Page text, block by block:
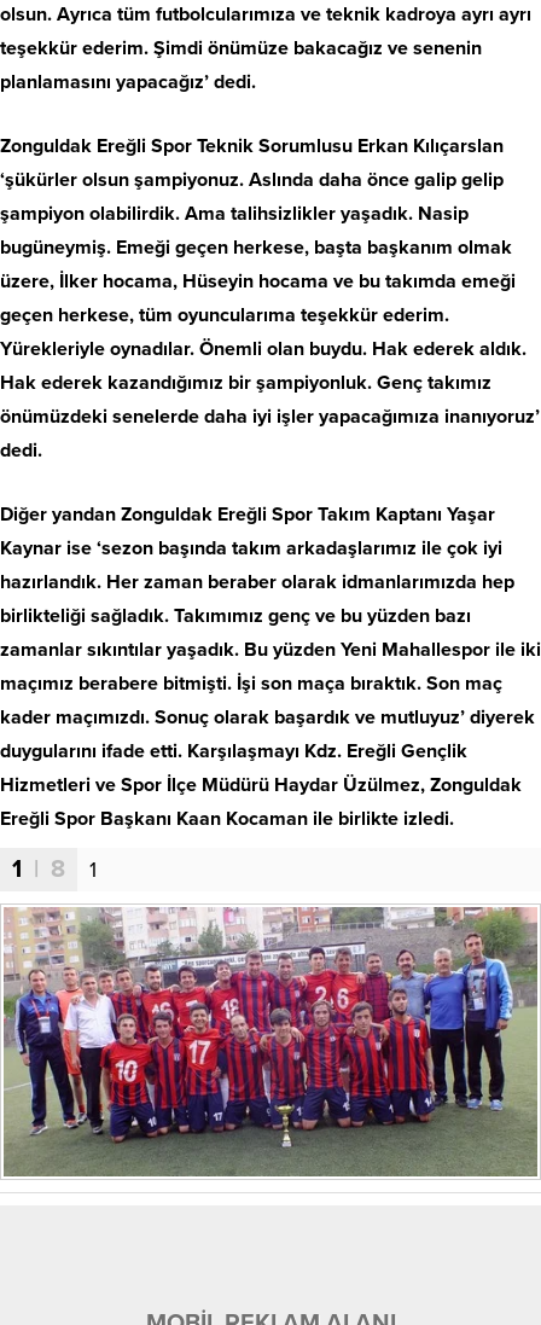
olsun. Ayrıca tüm futbolcularımıza ve teknik kadroya ayrı ayrı
teşekkür ederim. Şimdi önümüze bakacağız ve senenin
planlamasını yapacağız’ dedi.
Zonguldak Ereğli Spor Teknik Sorumlusu Erkan Kılıçarslan
‘şükürler olsun şampiyonuz. Aslında daha önce galip gelip
şampiyon olabilirdik. Ama talihsizlikler yaşadık. Nasip
bugüneymiş. Emeği geçen herkese, başta başkanım olmak
üzere, İlker hocama, Hüseyin hocama ve bu takımda emeği
geçen herkese, tüm oyuncularıma teşekkür ederim.
Yürekleriyle oynadılar. Önemli olan buydu. Hak ederek aldık.
Hak ederek kazandığımız bir şampiyonluk. Genç takımız
önümüzdeki senelerde daha iyi işler yapacağımıza inanıyoruz’
dedi.
Diğer yandan Zonguldak Ereğli Spor Takım Kaptanı Yaşar
Kaynar ise ‘sezon başında takım arkadaşlarımız ile çok iyi
hazırlandık. Her zaman beraber olarak idmanlarımızda hep
birlikteliği sağladık. Takımımız genç ve bu yüzden bazı
zamanlar sıkıntılar yaşadık. Bu yüzden Yeni Mahallespor ile iki
maçımız berabere bitmişti. İşi son maça bıraktık. Son maç
kader maçımızdı. Sonuç olarak başardık ve mutluyuz’ diyerek
duygularını ifade etti. Karşılaşmayı Kdz. Ereğli Gençlik
Hizmetleri ve Spor İlçe Müdürü Haydar Üzülmez, Zonguldak
Ereğli Spor Başkanı Kaan Kocaman ile birlikte izledi.
1 | 8 1